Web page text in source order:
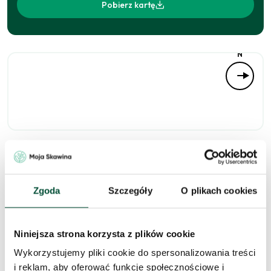
Zgoda Szczegóły O plikach cookies
Niniejsza strona korzysta z plików cookie
Wykorzystujemy pliki cookie do spersonalizowania treści
i reklam, aby oferować funkcje społecznościowe i
Pobierz kartę
N
Zapytaj o to
mieszkanie